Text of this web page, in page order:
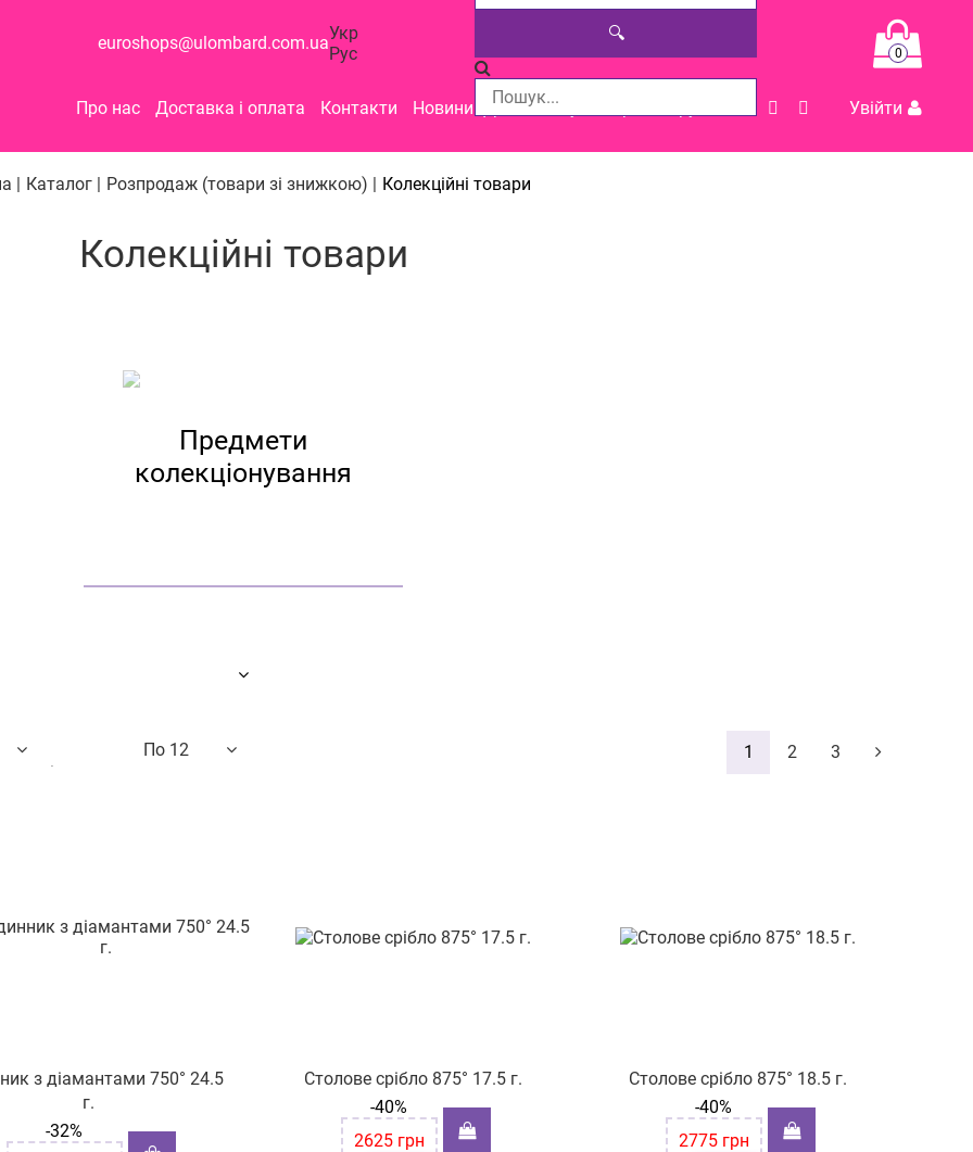
euroshops@ulombard.com.uaУкр
Рус
🔍
0
Про нас Доставка і оплата Контакти Новини Допомога у виборі товару Увійти
| Каталог | Розпродаж (товари зі знижкою) | Колекційні товари
Колекційні товари
Предмети
колекціонування
назві
По 12
1 2 3
з діамантами 750° 24.5
г.
-32%
Столове срібло 875° 17.5 г.
-40%
2625грн
Столове срібло 875° 18.5 г.
-40%
2775грн